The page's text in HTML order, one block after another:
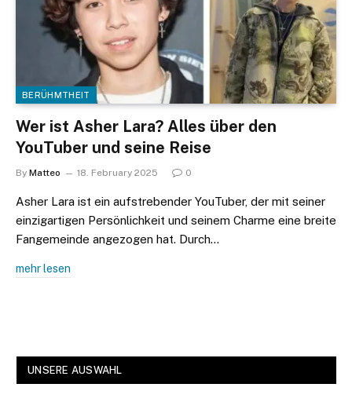
BERÜHMTHEIT
Wer ist Asher Lara? Alles über den
YouTuber und seine Reise
By Matteo 18. February 2025 0
Asher Lara ist ein aufstrebender YouTuber, der mit seiner
einzigartigen Persönlichkeit und seinem Charme eine breite
Fangemeinde angezogen hat. Durch…
mehr lesen
UNSERE AUSWAHL